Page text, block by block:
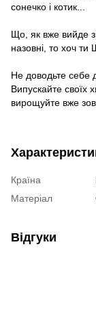
сонечко і котик...
Що, як вже вийде з
назовні, то хоч
Не доводьте себе
Випускайте своїх
вирощуйте вже
Країна
Матеріал
Відгуки